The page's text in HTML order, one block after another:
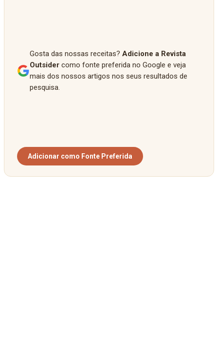
Gosta das nossas receitas? Adicione a Revista
Outsider como fonte preferida no Google e veja
mais dos nossos artigos nos seus resultados de
pesquisa.
Adicionar como Fonte Preferida